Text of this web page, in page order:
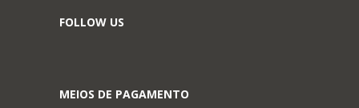
FOLLOW US
MEIOS DE PAGAMENTO